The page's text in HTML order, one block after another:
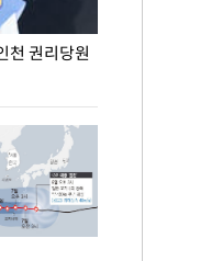
천 권리당원